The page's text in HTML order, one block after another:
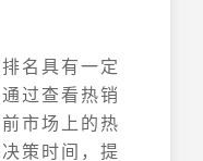
名具有一定
过查看热销
市场上的热
策时间，提